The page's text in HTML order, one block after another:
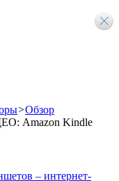
>Обзор
Amazon Kindle
– интернет-